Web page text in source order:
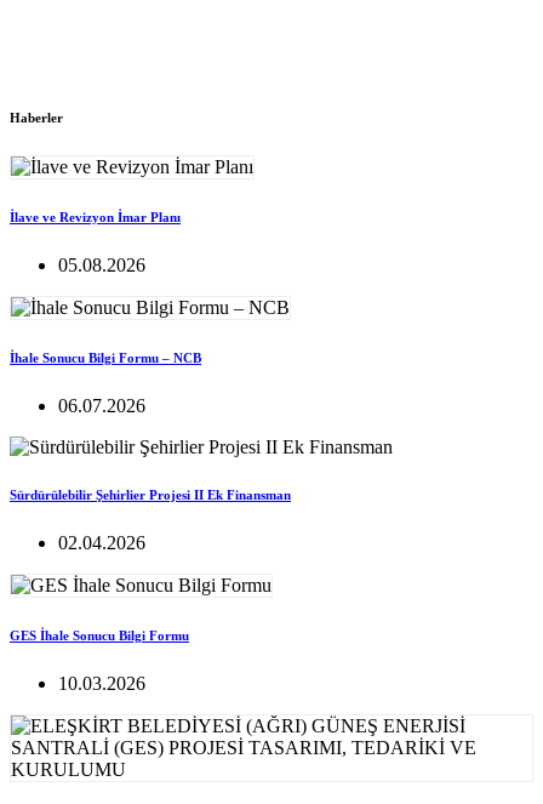
Haberler
İlave ve Revizyon İmar Planı
05.08.2026
İhale Sonucu Bilgi Formu – NCB
06.07.2026
Sürdürülebilir Şehirlier Projesi II Ek Finansman
02.04.2026
GES İhale Sonucu Bilgi Formu
10.03.2026